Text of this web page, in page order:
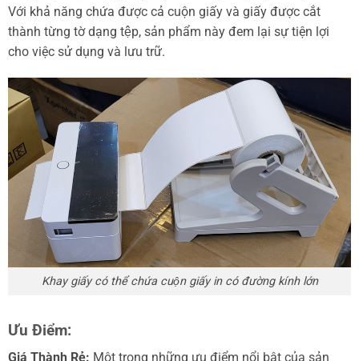
Với khả năng chứa được cả cuộn giấy và giấy được cắt
thành từng tờ dạng tệp, sản phẩm này đem lại sự tiện lợi
cho việc sử dụng và lưu trữ.
Khay giấy có thể chứa cuộn giấy in có đường kính lớn
Ưu Điểm:
Giá Thành Rẻ: Một trong những ưu điểm nổi bật của sản